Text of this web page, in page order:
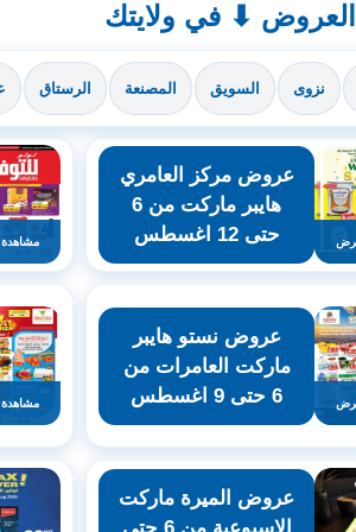
⬇ في ولايتك
نزوى السويق المصنعة الرستاق
عروض مركز العامري
هايبر ماركت من 6
حتى 12 اغسطس
عروض نستو هايبر
ماركت العامرات من
6 حتى 9 اغسطس
عروض الميرة ماركت
الاسبوعية من 6 حتى